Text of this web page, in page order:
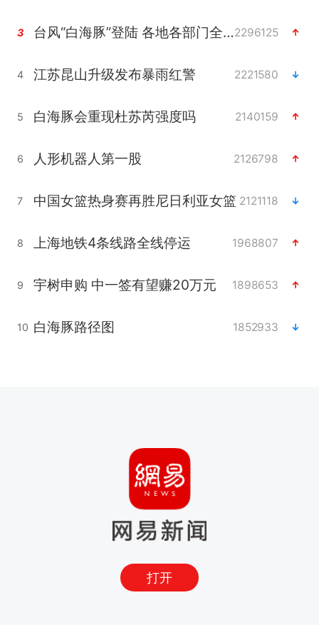
3 台风“白海豚”登陆 各地各部门全力应对2296125
4 江苏昆山升级发布暴雨红警 2221580
5 白海豚会重现杜苏芮强度吗 2140159
6 人形机器人第一股 2126798
7 中国女篮热身赛再胜尼日利亚女篮 2121118
8 上海地铁4条线路全线停运 1968807
9 宇树申购 中一签有望赚20万元 1898653
10 白海豚路径图 1852933
打开